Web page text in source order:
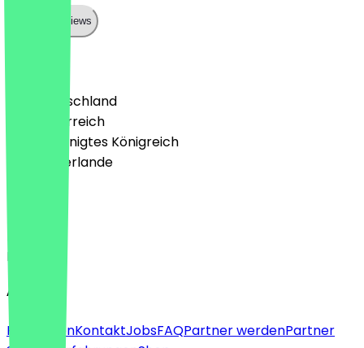
Show all reviews
🇩🇪 Deutschland
🇦🇹 Österreich
🇬🇧 Vereinigtes Königreich
🇳🇱 Niederlande
Deutsch
English
About
Für FirmenKontaktJobsFAQPartner werdenPartner